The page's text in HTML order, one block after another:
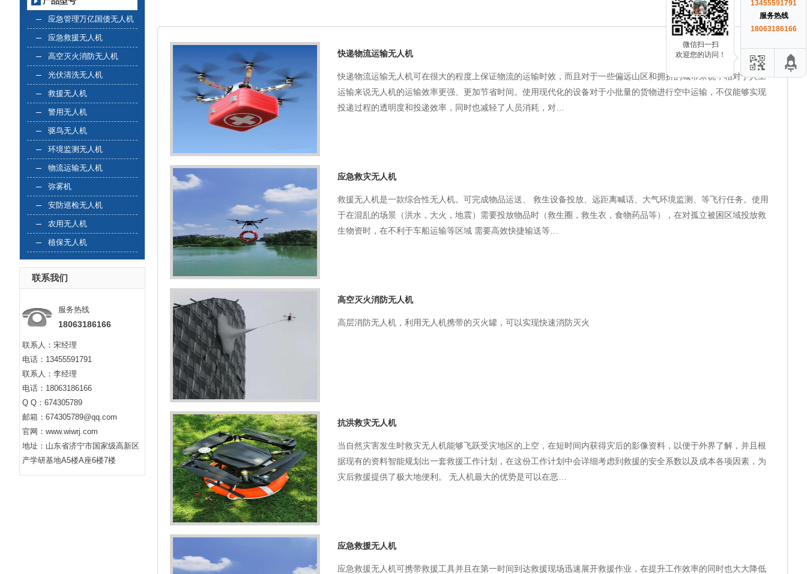
应急管理万亿国债无人机
应急救援无人机
高空灭火消防无人机
光伏清洗无人机
救援无人机
警用无人机
驱鸟无人机
环境监测无人机
物流运输无人机
弥雾机
安防巡检无人机
农用无人机
植保无人机
联系我们
服务热线
18063186166
联系人：宋经理
电话：13455591791
联系人：李经理
电话：18063186166
Q Q：674305789
邮箱：674305789@qq.com
官网：www.wiwrj.com
地址：山东省济宁市国家级高新区
产学研基地A5楼A座6楼7楼
快递物流运输无人机
快递物流运输无人机可在很大的程度上保证物流的运输时效，而且对于一些偏远山区和拥挤的城市来说，相对于人工
运输来说无人机的运输效率更强、更加节省时间。使用现代化的设备对于小批量的货物进行空中运输，不仅能够实现
投递过程的透明度和投递效率，同时也减轻了人员消耗，对…
应急救灾无人机
救援无人机是一款综合性无人机。可完成物品运送、 救生设备投放、远距离喊话、大气环境监测、等飞行任务。使用
于在混乱的场景（洪水，大火，地震）需要投放物品时（救生圈，救生衣，食物药品等），在对孤立被困区域投放救
生物资时，在不利于车船运输等区域 需要高效快捷输送等…
高空灭火消防无人机
高层消防无人机，利用无人机携带的灭火罐，可以实现快速消防灭火
抗洪救灾无人机
当自然灾害发生时救灾无人机能够飞跃受灾地区的上空，在短时间内获得灾后的影像资料，以便于外界了解，并且根
据现有的资料智能规划出一套救援工作计划，在这份工作计划中会详细考虑到救援的安全系数以及成本各项因素，为
灾后救援提供了极大地便利。 无人机最大的优势是可以在恶…
应急救援无人机
应急救援无人机可携带救援工具并且在第一时间到达救援现场迅速展开救援作业，在提升工作效率的同时也大大降低
13455591791
服务热线
18063186166
微信扫一扫
欢迎您的访问！